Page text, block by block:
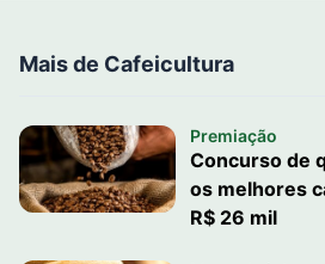
Mais de Cafeicultura
Premiação
Concurso de
os melhores
R$ 26 mil